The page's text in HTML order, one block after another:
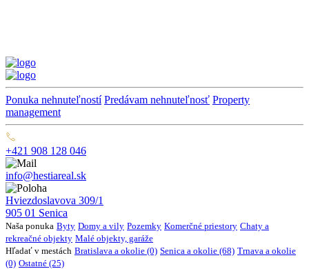
Ponuka nehnuteľností Predávam nehnuteľnosť Property
management
+421 908 128 046
info@hestiareal.sk
Hviezdoslavova 309/1
905 01 Senica
Naša ponuka Byty Domy a vily Pozemky Komerčné priestory Chaty a
rekreačné objekty Malé objekty, garáže
Hľadať v mestách Bratislava a okolie (0) Senica a okolie (68) Trnava a okolie
(0) Ostatné (25)